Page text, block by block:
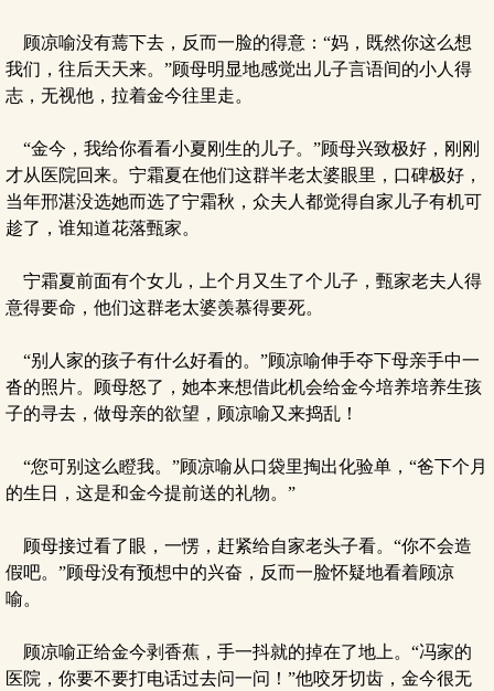
顾凉喻没有蔫下去，反而一脸的得意：“妈，既然你这么想
我们，往后天天来。”顾母明显地感觉出儿子言语间的小人得
志，无视他，拉着金今往里走。
“金今，我给你看看小夏刚生的儿子。”顾母兴致极好，刚刚
才从医院回来。宁霜夏在他们这群半老太婆眼里，口碑极好，
当年邢湛没选她而选了宁霜秋，众夫人都觉得自家儿子有机可
趁了，谁知道花落甄家。
宁霜夏前面有个女儿，上个月又生了个儿子，甄家老夫人得
意得要命，他们这群老太婆羡慕得要死。
“别人家的孩子有什么好看的。”顾凉喻伸手夺下母亲手中一
沓的照片。顾母怒了，她本来想借此机会给金今培养培养生孩
子的寻去，做母亲的欲望，顾凉喻又来捣乱！
“您可别这么瞪我。”顾凉喻从口袋里掏出化验单，“爸下个月
的生日，这是和金今提前送的礼物。”
顾母接过看了眼，一愣，赶紧给自家老头子看。“你不会造
假吧。”顾母没有预想中的兴奋，反而一脸怀疑地看着顾凉
喻。
顾凉喻正给金今剥香蕉，手一抖就的掉在了地上。“冯家的
医院，你要不要打电话过去问一问！”他咬牙切齿，金今很无